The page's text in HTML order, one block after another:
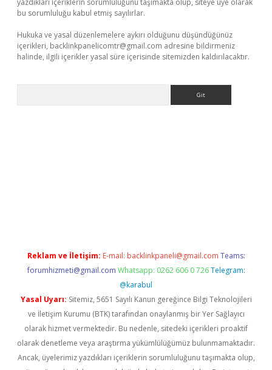
yazdıkları içeriklerin sorumluluğunu taşımakta olup, siteye üye olarak
bu sorumluluğu kabul etmiş sayılırlar.
Hukuka ve yasal düzenlemelere aykırı olduğunu düşündüğünüz
içerikleri, backlinkpanelicomtr@gmail.com adresine bildirmeniz
halinde, ilgili içerikler yasal süre içerisinde sitemizden kaldırılacaktır.
Reklam ve İletişim: E-mail: backlinkpaneli@gmail.com Teams:
forumhizmeti@gmail.com Whatsapp: 0262 606 0 726 Telegram:
@karabul
Yasal Uyarı: Sitemiz, 5651 Sayılı Kanun gereğince Bilgi Teknolojileri
ve İletişim Kurumu (BTK) tarafından onaylanmış bir Yer Sağlayıcı
olarak hizmet vermektedir. Bu nedenle, sitedeki içerikleri proaktif
olarak denetleme veya araştırma yükümlülüğümüz bulunmamaktadır.
Ancak, üyelerimiz yazdıkları içeriklerin sorumluluğunu taşımakta olup,